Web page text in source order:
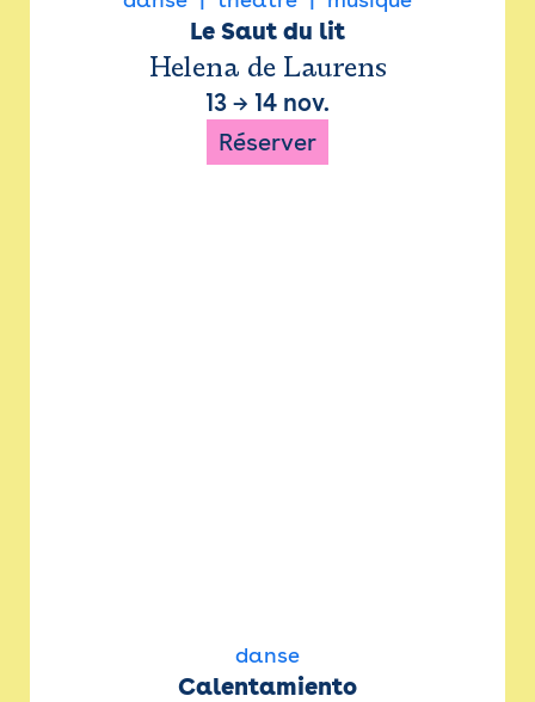
Le Saut du lit
Helena de Laurens
13 → 14 nov.
Réserver
danse
Calentamiento